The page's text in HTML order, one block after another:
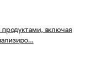
включая